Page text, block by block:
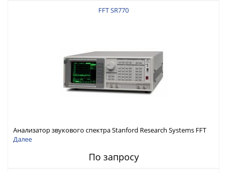
FFT SR770
Анализатор звукового спектра Stanford Research Systems FFT
SR770
Далее
По запросу